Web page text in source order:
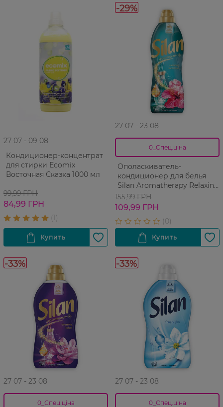
27 07 - 09 08
Кондиционер-концентрат
для стирки Ecomix
Восточная Сказка 1000 мл
99,99 ГРН
84,99 ГРН
-29%
27 07 - 23 08
0_Спец.ціна
Ополаскиватель-
кондиционер для белья
Silan Aromatherapy Relaxing
Maldives 770 мл
155,99 ГРН
109,99 ГРН
-33%
27 07 - 23 08
0_Спец.ціна
-33%
27 07 - 23 08
0_Спец.ціна